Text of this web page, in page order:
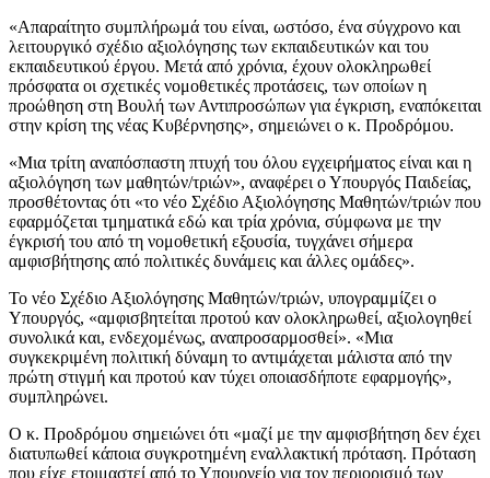
«Απαραίτητο συμπλήρωμά του είναι, ωστόσο, ένα σύγχρονο και
λειτουργικό σχέδιο αξιολόγησης των εκπαιδευτικών και του
εκπαιδευτικού έργου. Μετά από χρόνια, έχουν ολοκληρωθεί
πρόσφατα οι σχετικές νομοθετικές προτάσεις, των οποίων η
προώθηση στη Βουλή των Αντιπροσώπων για έγκριση, εναπόκειται
στην κρίση της νέας Κυβέρνησης», σημειώνει ο κ. Προδρόμου.
«Μια τρίτη αναπόσπαστη πτυχή του όλου εγχειρήματος είναι και η
αξιολόγηση των μαθητών/τριών», αναφέρει ο Υπουργός Παιδείας,
προσθέτοντας ότι «το νέο Σχέδιο Αξιολόγησης Μαθητών/τριών που
εφαρμόζεται τμηματικά εδώ και τρία χρόνια, σύμφωνα με την
έγκρισή του από τη νομοθετική εξουσία, τυγχάνει σήμερα
αμφισβήτησης από πολιτικές δυνάμεις και άλλες ομάδες».
Το νέο Σχέδιο Αξιολόγησης Μαθητών/τριών, υπογραμμίζει ο
Υπουργός, «αμφισβητείται προτού καν ολοκληρωθεί, αξιολογηθεί
συνολικά και, ενδεχομένως, αναπροσαρμοσθεί». «Μια
συγκεκριμένη πολιτική δύναμη το αντιμάχεται μάλιστα από την
πρώτη στιγμή και προτού καν τύχει οποιασδήποτε εφαρμογής»,
συμπληρώνει.
Ο κ. Προδρόμου σημειώνει ότι «μαζί με την αμφισβήτηση δεν έχει
διατυπωθεί κάποια συγκροτημένη εναλλακτική πρόταση. Πρόταση
που είχε ετοιμαστεί από το Υπουργείο για τον περιορισμό των